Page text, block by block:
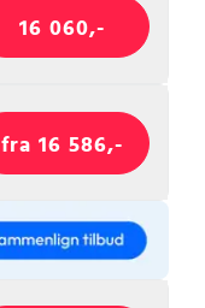
16 060,-
fra 16 586,-